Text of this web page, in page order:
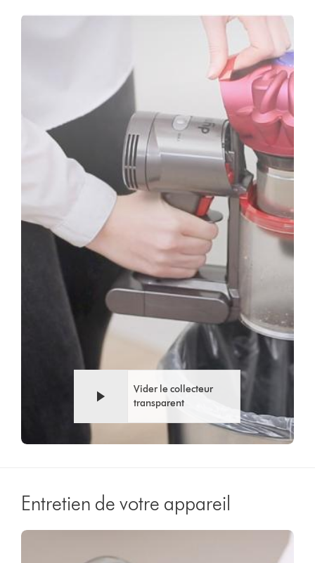
Video
Transcript
Afficher
transcription
Vider le collecteur
transparent
Entretien de votre appareil